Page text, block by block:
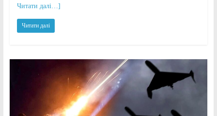
Читати далі…]
Читати далі